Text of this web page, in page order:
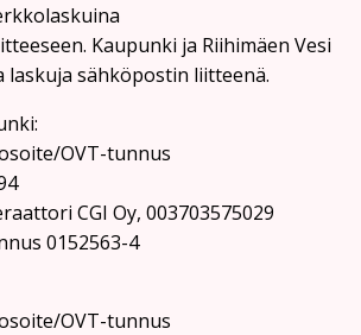
Kaupunki ja Riihimäen Vesi
laskuja sähköpostin liitteenä.
OVT-tunnus
CGI Oy, 003703575029
0152563-4
OVT-tunnus